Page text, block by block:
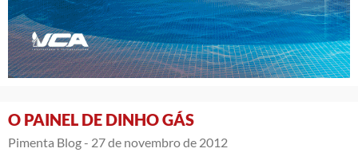
O PAINEL DE DINHO GÁS
Pimenta Blog - 27 de novembro de 2012